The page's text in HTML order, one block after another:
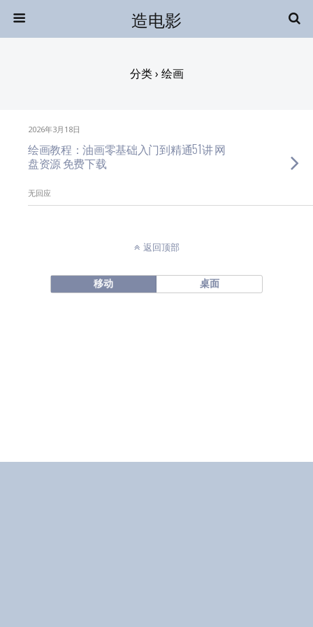
造电影
分类 › 绘画
2026年3月18日
绘画教程：油画零基础入门到精通51讲 网
盘资源 免费下载
无回应
返回顶部
移动 桌面